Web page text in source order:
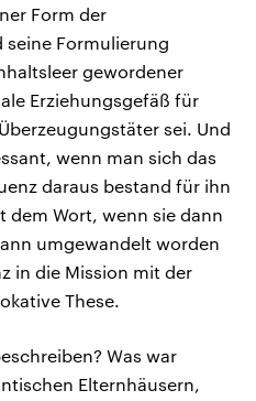
Form der
Formulierung
gewordener
Erziehungsgefäß für
sei. Und
wenn man sich das
daraus bestand für ihn
dem Wort, wenn sie dann
umgewandelt worden
in die Mission mit der
These.
Was war
Elternhäusern,